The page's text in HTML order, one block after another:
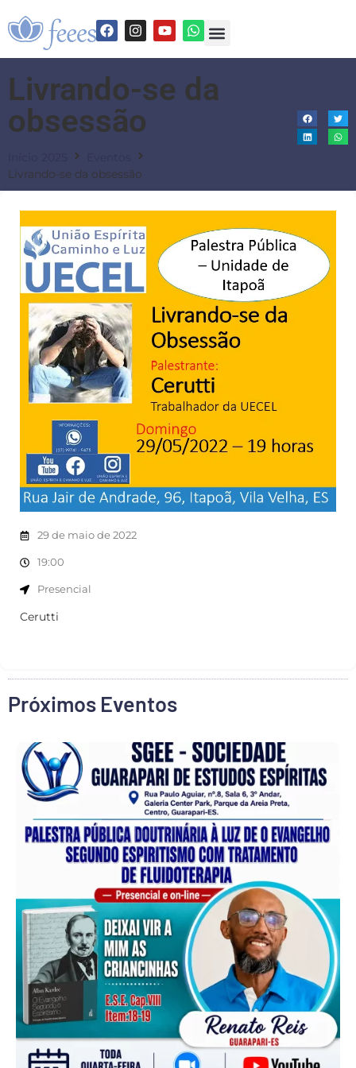
Livrando-se da
obsessão
Livrando-se da obsessão
29 de maio de 2022
19:00
Presencial
Cerutti
Próximos Eventos